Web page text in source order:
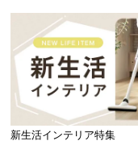
新生活インテリア特集